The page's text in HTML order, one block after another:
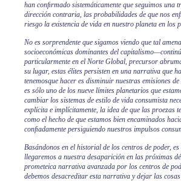
han conﬁrmado sistemáticamente que seguimos una
dirección contraria, las probabilidades de que nos
riesgo la existencia de vida en nuestro planeta en
No es sorprendente que sigamos viendo que tal
socioeconómicas dominantes del
particularmente en el Norte Global, precursor
su lugar, estas élites persisten en una narrativa que
tenemosque hacer es disminuir nuestras emisiones
es sólo uno de los nueve límites planetarios que
cambiar los sistemas de estilo de vida consumista
explícita e implícitamente, la idea de que las
como el hecho de que estamos bien encaminados
conﬁadamente persiguiendo nuestros impulsos
Basándonos en el historial de los centros de poder,
llegaremos a nuestra desaparición en las próximas
prometeica narrativa avanzada por los centros de
debemos desacreditar esta narrativa y dejar las